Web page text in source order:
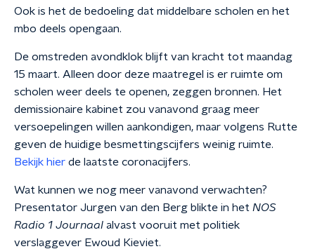
Ook is het de bedoeling dat middelbare scholen en het
mbo deels opengaan.
De omstreden avondklok blijft van kracht tot maandag
15 maart. Alleen door deze maatregel is er ruimte om
scholen weer deels te openen, zeggen bronnen. Het
demissionaire kabinet zou vanavond graag meer
versoepelingen willen aankondigen, maar volgens Rutte
geven de huidige besmettingscijfers weinig ruimte.
Bekijk hier de laatste coronacijfers.
Wat kunnen we nog meer vanavond verwachten?
Presentator Jurgen van den Berg blikte in het NOS
Radio 1 Journaal alvast vooruit met politiek
verslaggever Ewoud Kieviet.